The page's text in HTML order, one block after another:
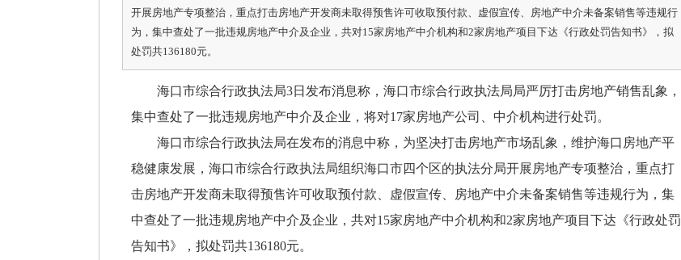
开展房地产专项整治，重点打击房地产开发商未取得预售许可收取预付款、虚假宣传、房地产中介未备案销售等违规行
为，集中查处了一批违规房地产中介及企业，共对15家房地产中介机构和2家房地产项目下达《行政处罚告知书》，拟
处罚共136180元。
海口市综合行政执法局3日发布消息称，海口市综合行政执法局局严厉打击房地产销售乱象，
集中查处了一批违规房地产中介及企业，将对17家房地产公司、中介机构进行处罚。
海口市综合行政执法局在发布的消息中称，为坚决打击房地产市场乱象，维护海口房地产平
稳健康发展，海口市综合行政执法局组织海口市四个区的执法分局开展房地产专项整治，重点打
击房地产开发商未取得预售许可收取预付款、虚假宣传、房地产中介未备案销售等违规行为，集
中查处了一批违规房地产中介及企业，共对15家房地产中介机构和2家房地产项目下达《行政处罚
告知书》，拟处罚共136180元。